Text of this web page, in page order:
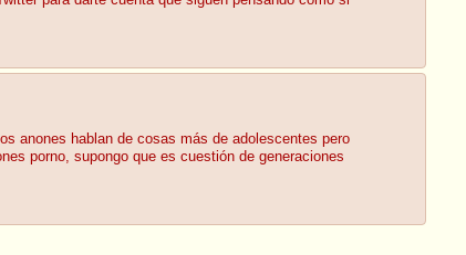
anones hablan de cosas más de adolescentes pero
porno, supongo que es cuestión de generaciones